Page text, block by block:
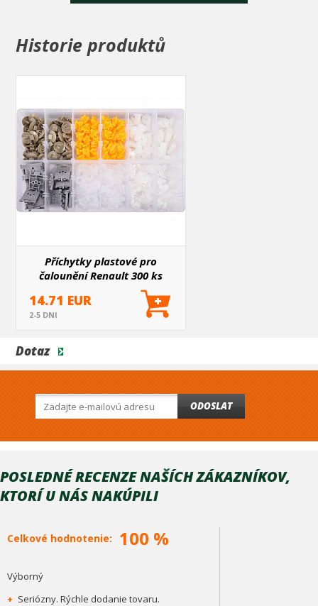
Historie produktů
Příchytky plastové pro
čalounění Renault 300 ks
14.71 EUR
2-5 DNI
Dotaz
ODOSLAT
POSLEDNÉ RECENZE NAŠÍCH ZÁKAZNÍKOV,
KTORÍ U NÁS NAKÚPILI
Celkové hodnotenie: 100 %
Výborný
+ Seriózny. Rýchle dodanie tovaru.